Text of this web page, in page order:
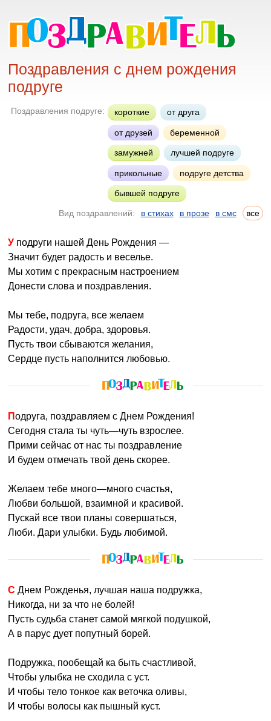
Поздравления с днем рождения
подруге
Поздравления подруге: короткие от друга
от друзей беременной
замужней лучшей подруге
прикольные подруге детства
бывшей подруге
Вид поздравлений: в стихах в прозе в смс все
У подруги нашей День Рождения —
Значит будет радость и веселье.
Мы хотим с прекрасным настроением
Донести слова и поздравления.
Мы тебе, подруга, все желаем
Радости, удач, добра, здоровья.
Пусть твои сбываются желания,
Сердце пусть наполнится любовью.
Подруга, поздравляем с Днем Рождения!
Сегодня стала ты чуть—чуть взрослее.
Прими сейчас от нас ты поздравление
И будем отмечать твой день скорее.
Желаем тебе много—много счастья,
Любви большой, взаимной и красивой.
Пускай все твои планы совершаться,
Люби. Дари улыбки. Будь любимой.
C Днем Рожденья, лучшая наша подружка,
Никогда, ни за что не болей!
Пусть судьба станет самой мягкой подушкой,
А в парус дует попутный борей.
Подружка, пообещай ка быть счастливой,
Чтобы улыбка не сходила с уст.
И чтобы тело тонкое как веточка оливы,
И чтобы волосы как пышный куст.